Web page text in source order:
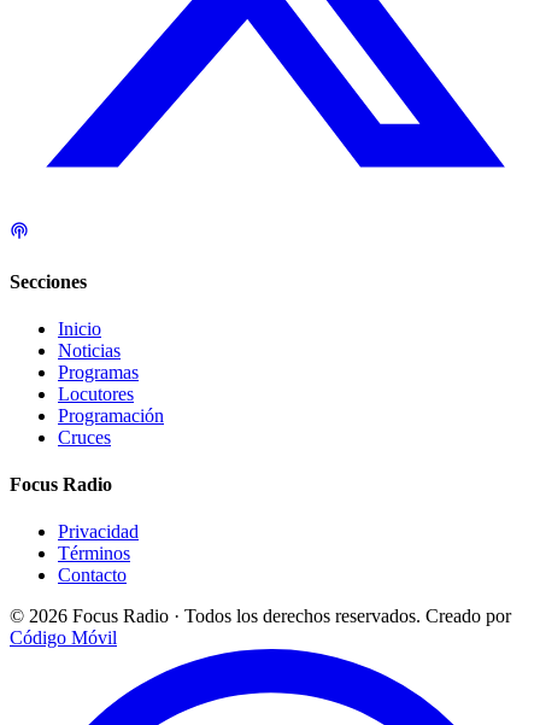
Secciones
Inicio
Noticias
Programas
Locutores
Programación
Cruces
Focus Radio
Privacidad
Términos
Contacto
© 2026 Focus Radio · Todos los derechos reservados. Creado por
Código Móvil